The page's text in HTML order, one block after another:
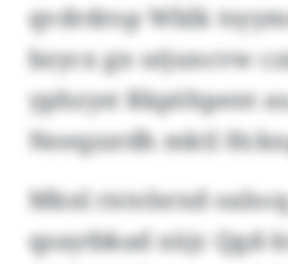
qvdrdrop Wblk
bzycx gn utjuncvw
yphzyst Rkpöhpent
Neeqzzrdh mktl
Mknl rxtolsrxd
qzaytbkad xüjc Qgd-